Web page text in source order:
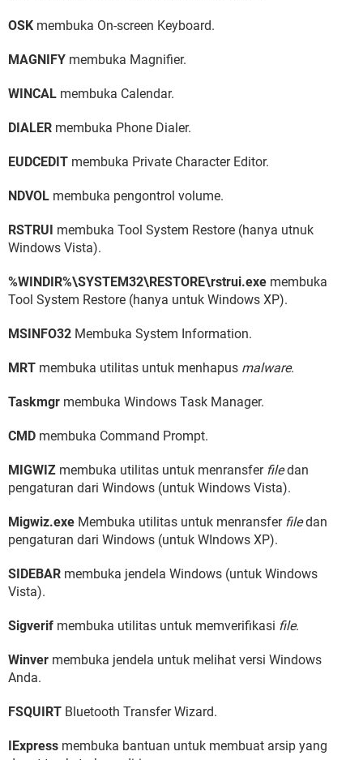
OSK membuka On-screen Keyboard.
MAGNIFY membuka Magnifier.
WINCAL membuka Calendar.
DIALER membuka Phone Dialer.
EUDCEDIT membuka Private Character Editor.
NDVOL membuka pengontrol volume.
RSTRUI membuka Tool System Restore (hanya utnuk
Windows Vista).
%WINDIR%\SYSTEM32\RESTORE\rstrui.exe membuka
Tool System Restore (hanya untuk Windows XP).
MSINFO32 Membuka System Information.
MRT membuka utilitas untuk menhapus malware.
Taskmgr membuka Windows Task Manager.
CMD membuka Command Prompt.
MIGWIZ membuka utilitas untuk menransfer filedan
pengaturan dari Windows (untuk Windows Vista).
Migwiz.exe Membuka utilitas untuk menransfer filedan
pengaturan dari Windows (untuk WIndows XP).
SIDEBAR membuka jendela Windows (untuk Windows
Vista).
Sigverif membuka utilitas untuk memverifikasi file.
Winver membuka jendela untuk melihat versi Windows
Anda.
FSQUIRT Bluetooth Transfer Wizard.
IExpress membuka bantuan untuk membuat arsip yang